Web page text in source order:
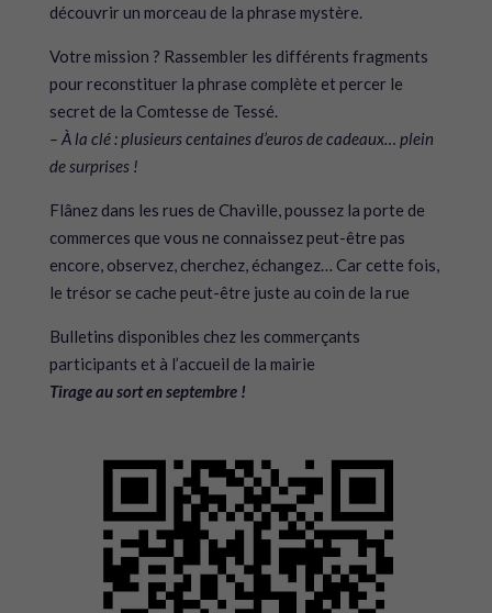
découvrir un morceau de la phrase mystère.
Votre mission ? Rassembler les différents fragments
pour reconstituer la phrase complète et percer le
secret de la Comtesse de Tessé.
– À la clé : plusieurs centaines d’euros de cadeaux… plein
de surprises !
Flânez dans les rues de Chaville, poussez la porte de
commerces que vous ne connaissez peut-être pas
encore, observez, cherchez, échangez… Car cette fois,
le trésor se cache peut-être juste au coin de la rue
Bulletins disponibles chez les commerçants
participants et à l’accueil de la mairie
Tirage au sort en septembre !